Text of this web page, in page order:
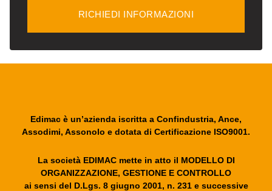
RICHIEDI INFORMAZIONI
Edimac è un’azienda iscritta a Confindustria, Ance,
Assodimi, Assonolo e dotata di Certificazione ISO9001.
La società EDIMAC mette in atto il MODELLO DI
ORGANIZZAZIONE, GESTIONE E CONTROLLO
ai sensi del D.Lgs. 8 giugno 2001, n. 231 e successive